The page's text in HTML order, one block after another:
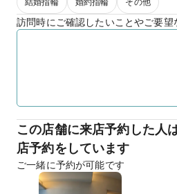
訪問時にご確認したいことやご要望
この店舗に来店予約した人
店予約をしています
ご一緒に予約が可能です